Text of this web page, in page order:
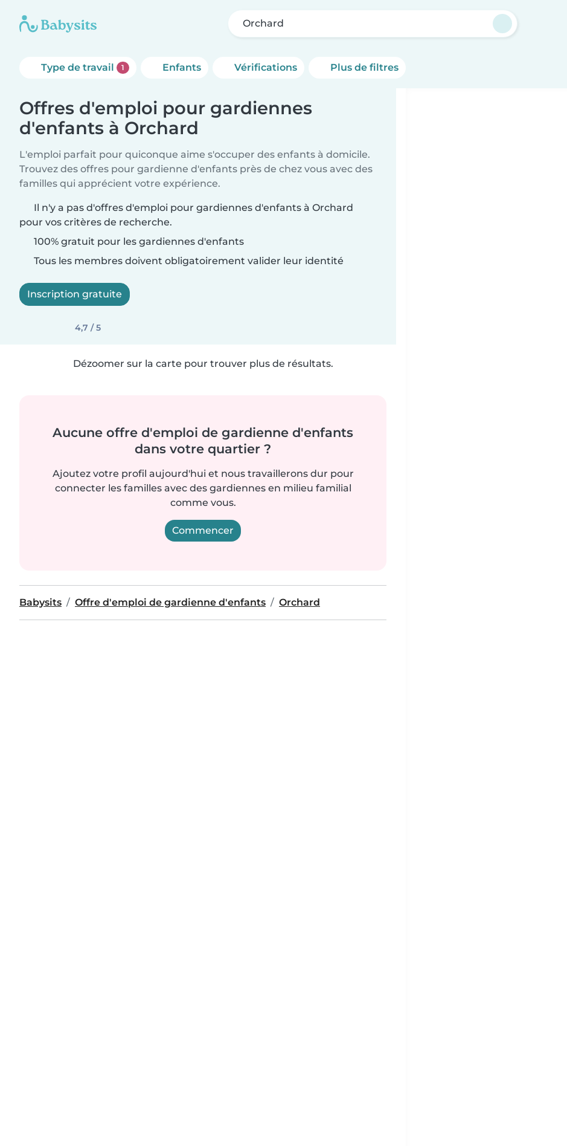
Orchard
Type de travail 1 Enfants Vérifications Plus de filtres
Offres d'emploi pour gardiennes
d'enfants à Orchard
L'emploi parfait pour quiconque aime s'occuper des enfants à domicile.
Trouvez des offres pour gardienne d'enfants près de chez vous avec des
familles qui apprécient votre expérience.
Il n'y a pas d'offres d'emploi pour gardiennes d'enfants à Orchard
pour vos critères de recherche.
100% gratuit pour les gardiennes d'enfants
Tous les membres doivent obligatoirement valider leur identité
Inscription gratuite
4,7 / 5
Dézoomer sur la carte pour trouver plus de résultats.
Aucune offre d'emploi de gardienne d'enfants
dans votre quartier ?
Ajoutez votre profil aujourd'hui et nous travaillerons dur pour
connecter les familles avec des gardiennes en milieu familial
comme vous.
Commencer
Babysits Offre d'emploi de gardienne d'enfants Orchard